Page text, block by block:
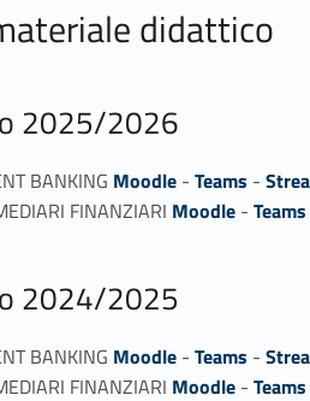
didattico
2025/2026
BANKING Moodle -Teams -
FINANZIARI Moodle -Teams
2024/2025
BANKING Moodle -Teams -
FINANZIARI Moodle -Teams